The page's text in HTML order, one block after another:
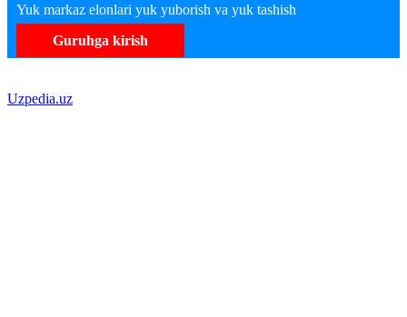
Yuk markaz elonlari yuk yuborish va yuk tashish
Guruhga kirish
Uzpedia.uz